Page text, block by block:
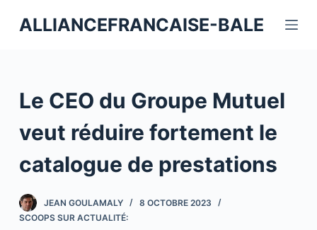
a
e
a
c
n
ALLIANCEFRANCAISE-BALE
Le CEO du Groupe Mutuel
veut réduire fortement le
catalogue de prestations
JEAN GOULAMALY
8 OCTOBRE 2023
SCOOPS SUR ACTUALITÉ: